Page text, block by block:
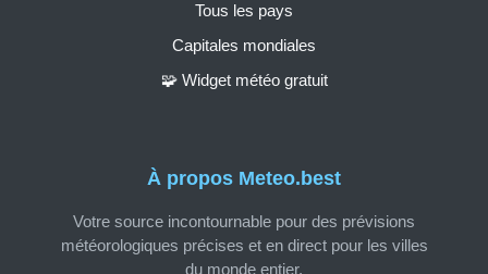
À propos Meteo.best
Votre source incontournable pour des prévisions
météorologiques précises et en direct pour les villes
du monde entier.
Tous les pays
Capitales mondiales
🧩 Widget météo gratuit